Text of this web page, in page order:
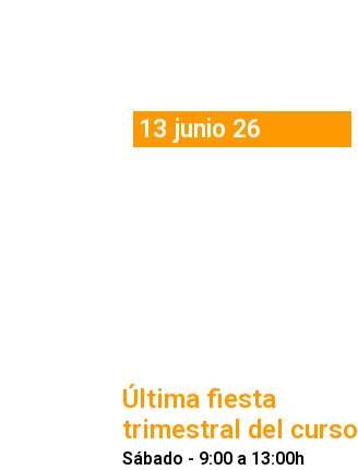
13 junio 26
Última fiesta
trimestral del curso
Sábado - 9:00 a 13:00h